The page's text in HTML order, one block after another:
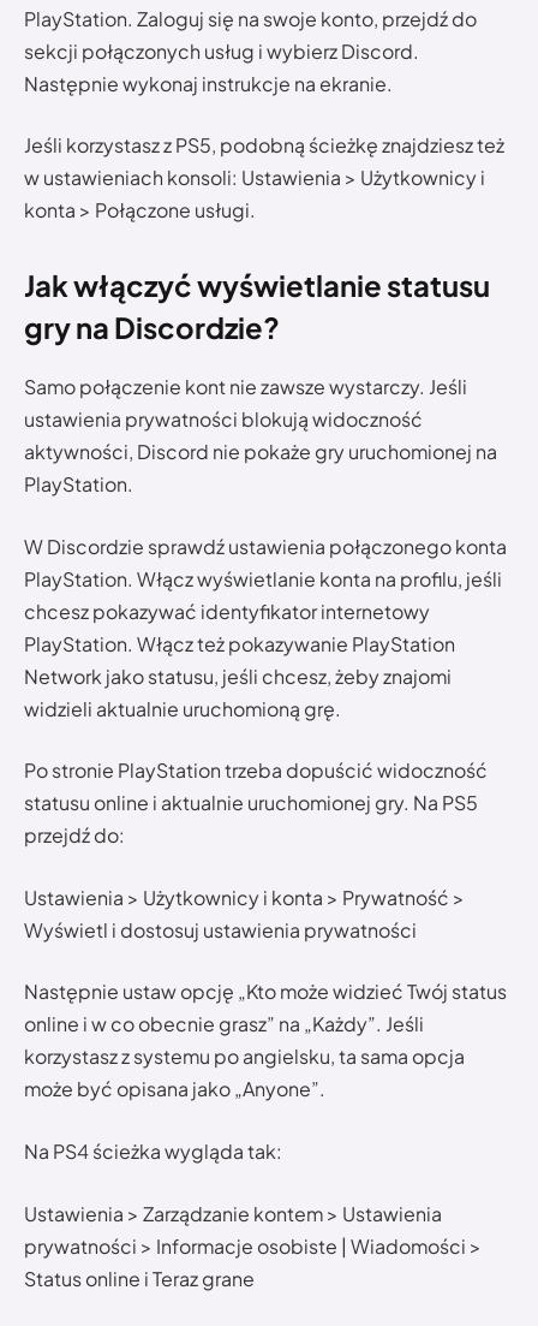
PlayStation. Zaloguj się na swoje konto, przejdź do
sekcji połączonych usług i wybierz Discord.
Następnie wykonaj instrukcje na ekranie.
Jeśli korzystasz z PS5, podobną ścieżkę znajdziesz też
w ustawieniach konsoli: Ustawienia > Użytkownicy i
konta > Połączone usługi.
Jak włączyć wyświetlanie statusu
gry na Discordzie?
Samo połączenie kont nie zawsze wystarczy. Jeśli
ustawienia prywatności blokują widoczność
aktywności, Discord nie pokaże gry uruchomionej na
PlayStation.
W Discordzie sprawdź ustawienia połączonego konta
PlayStation. Włącz wyświetlanie konta na profilu, jeśli
chcesz pokazywać identyfikator internetowy
PlayStation. Włącz też pokazywanie PlayStation
Network jako statusu, jeśli chcesz, żeby znajomi
widzieli aktualnie uruchomioną grę.
Po stronie PlayStation trzeba dopuścić widoczność
statusu online i aktualnie uruchomionej gry. Na PS5
przejdź do:
Ustawienia > Użytkownicy i konta > Prywatność >
Wyświetl i dostosuj ustawienia prywatności
Następnie ustaw opcję „Kto może widzieć Twój status
online i w co obecnie grasz” na „Każdy”. Jeśli
korzystasz z systemu po angielsku, ta sama opcja
może być opisana jako „Anyone”.
Na PS4 ścieżka wygląda tak:
Ustawienia > Zarządzanie kontem > Ustawienia
prywatności > Informacje osobiste | Wiadomości >
Status online i Teraz grane